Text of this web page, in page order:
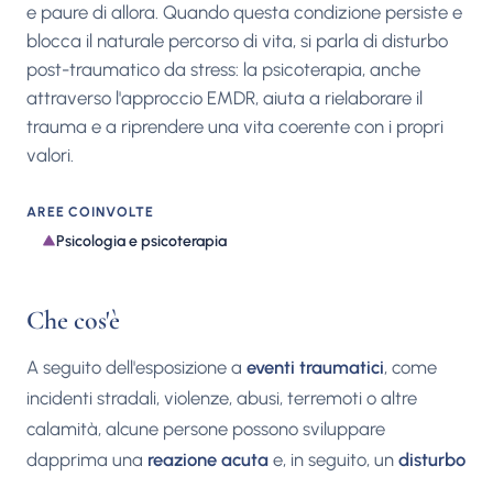
e paure di allora. Quando questa condizione persiste e
blocca il naturale percorso di vita, si parla di disturbo
post-traumatico da stress: la psicoterapia, anche
attraverso l'approccio EMDR, aiuta a rielaborare il
trauma e a riprendere una vita coerente con i propri
valori.
AREE COINVOLTE
Psicologia e psicoterapia
Che cos'è
A seguito dell'esposizione a eventi traumatici, come
incidenti stradali, violenze, abusi, terremoti o altre
calamità, alcune persone possono sviluppare
dapprima una reazione acuta e, in seguito, un disturbo